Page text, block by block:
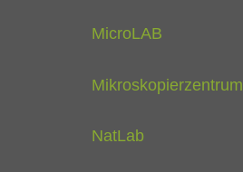
MicroLAB
Mikroskopierzentrum
NatLab